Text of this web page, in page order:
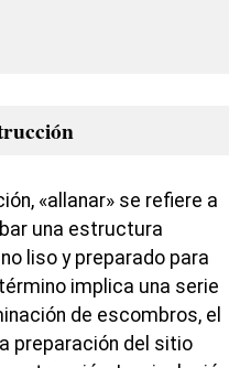
«allanar» se refiere a
una estructura
liso y preparado para
implica una serie
de escombros, el
preparación del sitio